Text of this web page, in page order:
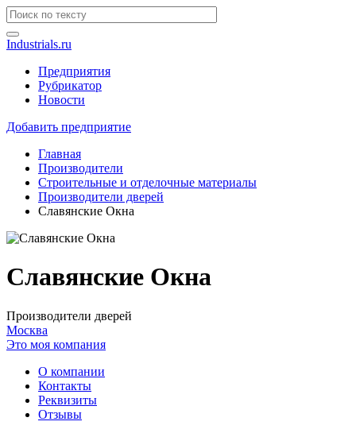
Industrials.ru
Предприятия
Рубрикатор
Новости
Добавить предприятие
Главная
Производители
Строительные и отделочные материалы
Производители дверей
Славянские Окна
Славянские Окна
Производители дверей
Москва
Это моя компания
О компании
Контакты
Реквизиты
Отзывы